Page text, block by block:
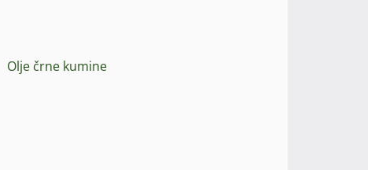
Olje črne kumine